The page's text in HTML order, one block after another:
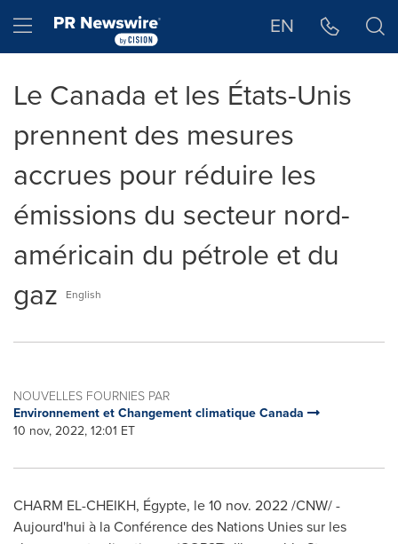
Hamburger menu EN
Le Canada et les États-Unis
prennent des mesures
accrues pour réduire les
émissions du secteur nord-
américain du pétrole et du
gaz
English
NOUVELLES FOURNIES PAR
Environnement et Changement climatique Canada
10 nov, 2022, 12:01 ET
CHARM EL-CHEIKH, Égypte, le10 nov. 2022/CNW/ -
Aujourd'hui à la Conférence des Nations Unies sur les